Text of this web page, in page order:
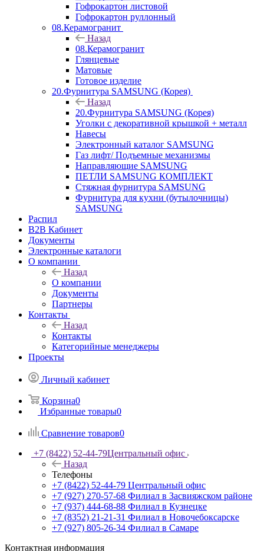
Гофрокартон листовой
Гофрокартон руллонный
08.Керамогранит
Назад
08.Керамогранит
Глянцевые
Матовые
Готовое изделие
20.Фурнитура SAMSUNG (Корея)
Назад
20.Фурнитура SAMSUNG (Корея)
Уголки с декоративной крышкой + металл
Навесы
Электронный каталог SAMSUNG
Газ лифт/ Подъемные механизмы
Направляющие SAMSUNG
ПЕТЛИ SAMSUNG КОМПЛЕКТ
Стяжная фурнитура SAMSUNG
Фурнитура для кухни (бутылочницы)
SAMSUNG
Распил
B2B Кабинет
Документы
Электронные каталоги
О компании
Назад
О компании
Документы
Партнеры
Контакты
Назад
Контакты
Категорийные менеджеры
Проекты
Личный кабинет
Корзина0
Избранные товары0
Сравнение товаров0
+7 (8422) 52-44-79Центральный офис
Назад
Телефоны
+7 (8422) 52-44-79 Центральный офис
+7 (927) 270-57-68 Филиал в Засвияжском районе
+7 (937) 444-68-88 Филиал в Кузнецке
+7 (8352) 21-21-31 Филиал в Новочебоксарске
+7 (927) 805-26-34 Филиал в Самаре
Контактная информация